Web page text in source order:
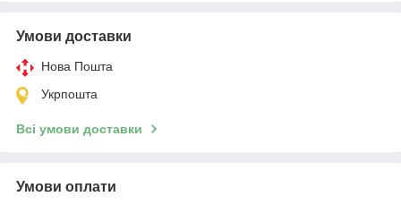
Умови доставки
Нова Пошта
Укрпошта
Всі умови доставки
Умови оплати